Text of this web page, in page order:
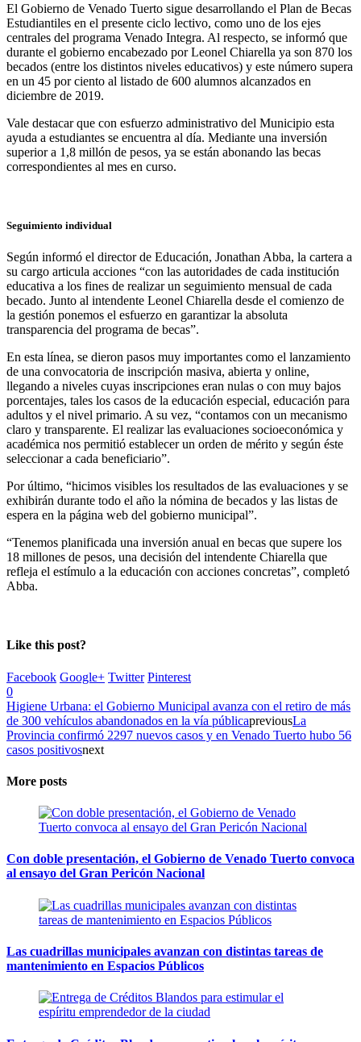
El Gobierno de Venado Tuerto sigue desarrollando el Plan de Becas
Estudiantiles en el presente ciclo lectivo, como uno de los ejes
centrales del programa Venado Integra. Al respecto, se informó que
durante el gobierno encabezado por Leonel Chiarella ya son 870 los
becados (entre los distintos niveles educativos) y este número supera
en un 45 por ciento al listado de 600 alumnos alcanzados en
diciembre de 2019.
Vale destacar que con esfuerzo administrativo del Municipio esta
ayuda a estudiantes se encuentra al día. Mediante una inversión
superior a 1,8 millón de pesos, ya se están abonando las becas
correspondientes al mes en curso.
Seguimiento individual
Según informó el director de Educación, Jonathan Abba, la cartera a
su cargo articula acciones “con las autoridades de cada institución
educativa a los fines de realizar un seguimiento mensual de cada
becado. Junto al intendente Leonel Chiarella desde el comienzo de
la gestión ponemos el esfuerzo en garantizar la absoluta
transparencia del programa de becas”.
En esta línea, se dieron pasos muy importantes como el lanzamiento
de una convocatoria de inscripción masiva, abierta y online,
llegando a niveles cuyas inscripciones eran nulas o con muy bajos
porcentajes, tales los casos de la educación especial, educación para
adultos y el nivel primario. A su vez, “contamos con un mecanismo
claro y transparente. El realizar las evaluaciones socioeconómica y
académica nos permitió establecer un orden de mérito y según éste
seleccionar a cada beneficiario”.
Por último, “hicimos visibles los resultados de las evaluaciones y se
exhibirán durante todo el año la nómina de becados y las listas de
espera en la página web del gobierno municipal”.
“Tenemos planificada una inversión anual en becas que supere los
18 millones de pesos, una decisión del intendente Chiarella que
refleja el estímulo a la educación con acciones concretas”, completó
Abba.
Like this post?
Facebook Google+ Twitter Pinterest
0
Higiene Urbana: el Gobierno Municipal avanza con el retiro de más
de 300 vehículos abandonados en la vía públicapreviousLa
Provincia confirmó 2297 nuevos casos y en Venado Tuerto hubo 56
casos positivosnext
More posts
Con doble presentación, el Gobierno de Venado Tuerto convoca
al ensayo del Gran Pericón Nacional
Las cuadrillas municipales avanzan con distintas tareas de
mantenimiento en Espacios Públicos